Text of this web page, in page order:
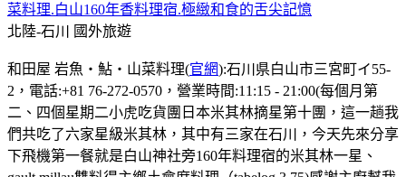
菜料理.白山160年香料理宿.極緻和食的舌尖記憶
北陸-石川
國外旅遊
和田屋 岩魚・鮎・山菜料理(官網):石川県白山市三宮町イ55-
2，電話:+81 76-272-0570，營業時間:11:15 - 21:00(每個月第
二、四個星期二小虎吃貨團日本米其林摘星第十團，這一趟我
們共吃了六家星級米其林，其中有三家在石川，今天先來分享
下飛機第一餐就是白山神社旁160年料理宿的米其林一星、